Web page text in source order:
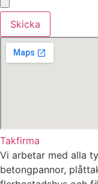
Skicka
Takfirma
Vi arbetar med alla
betongpannor,